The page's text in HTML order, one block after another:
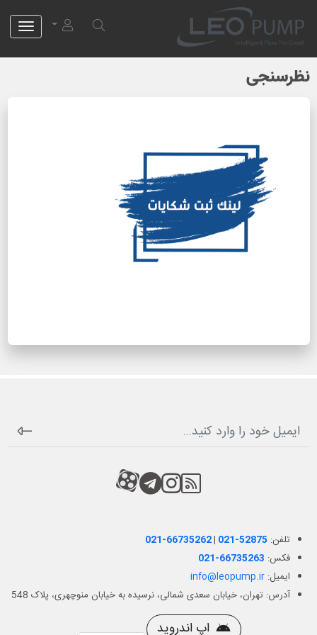
نظرسنجی
RSS
کانال آپارات
کانال تلگرام
کانال آپارات
تلفن: 021-66735262| 021-52875
فکس: 021-66735263
ایمیل:info@leopump.ir
آدرس: تهران، خیابان سعدی شمالی، نرسیده به خیابان منوچهری، پلاک 548
اپ اندروید